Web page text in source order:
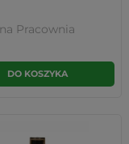
Pracownia
DO KOSZYKA